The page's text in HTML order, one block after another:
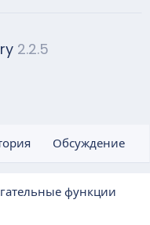
2.2.5
Обсуждение
функции